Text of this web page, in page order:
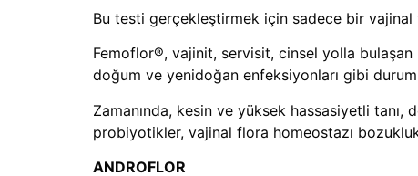
Bu testi gerçekleştirmek için sadece bir
Femoflor®, vajinit, servisit, cinsel yolla bulaşan
doğum ve yenidoğan enfeksiyonları gibi
Zamanında, kesin ve yüksek hassasiyetli
probiyotikler, vajinal flora homeostazı
ANDROFLOR